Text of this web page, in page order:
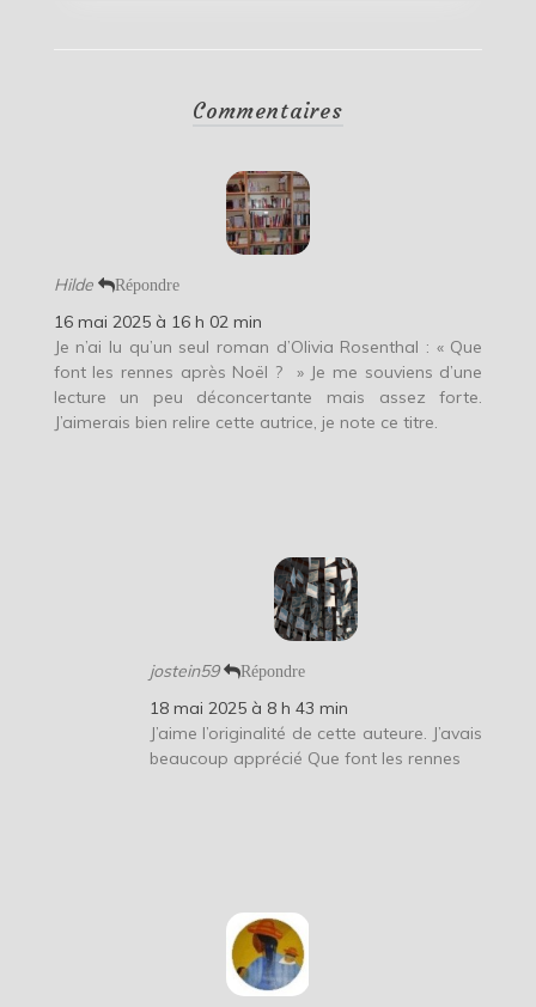
Commentaires
Hilde Répondre
16 mai 2025 à 16 h 02 min
Je n’ai lu qu’un seul roman d’Olivia Rosenthal : « Que
font les rennes après Noël ? » Je me souviens d’une
lecture un peu déconcertante mais assez forte.
J’aimerais bien relire cette autrice, je note ce titre.
jostein59 Répondre
18 mai 2025 à 8 h 43 min
J’aime l’originalité de cette auteure. J’avais
beaucoup apprécié Que font les rennes